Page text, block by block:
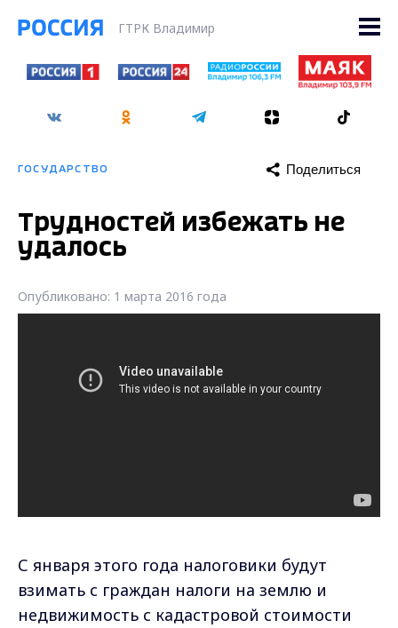
ГТРК Владимир
ГОСУДАРСТВО Поделиться
Трудностей избежать не
удалось
Опубликовано: 1 марта 2016 года
С января этого года налоговики будут
взимать с граждан налоги на землю и
недвижимость с кадастровой стоимости